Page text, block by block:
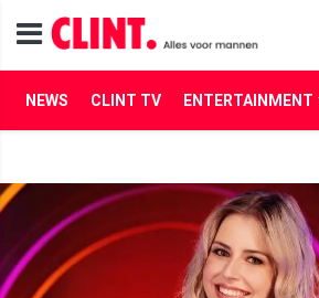
NEWS CLINT TV ENTERTAINMENT